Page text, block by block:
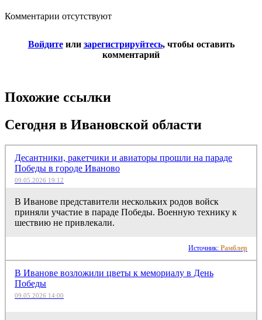
Комментарии отсутствуют
Войдитеили зарегистрируйтесь, чтобы оставить
комментарий
Похожие ссылки
Сегодня в Ивановской области
Десантники, ракетчики и авиаторы прошли на параде
Победы в городе Иваново
09.05.2026 19:12
В Иванове представители нескольких родов войск
приняли участие в параде Победы. Военную технику к
шествию не привлекали.
Источник: Рамблер
В Иванове возложили цветы к мемориалу в День
Победы
09.05.2026 14:00